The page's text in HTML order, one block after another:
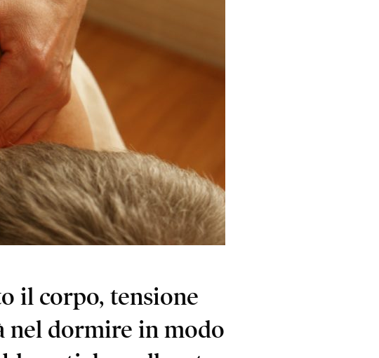
il corpo, tensione
nel dormire in modo